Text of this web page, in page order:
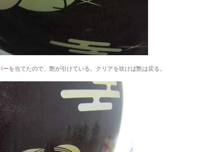
を当てたので、艶が引けている。クリアを吹けば艶は戻る。